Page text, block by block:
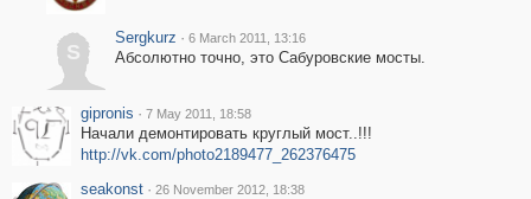
S
Sergkurz · 6 March 2011, 13:16
Абсолютно точно, это Сабуровские мосты.
gipronis · 7 May 2011, 18:58
Начали демонтировать круглый мост..!!!
http://vk.com/photo2189477_262376475
seakonst · 26 November 2012, 18:38